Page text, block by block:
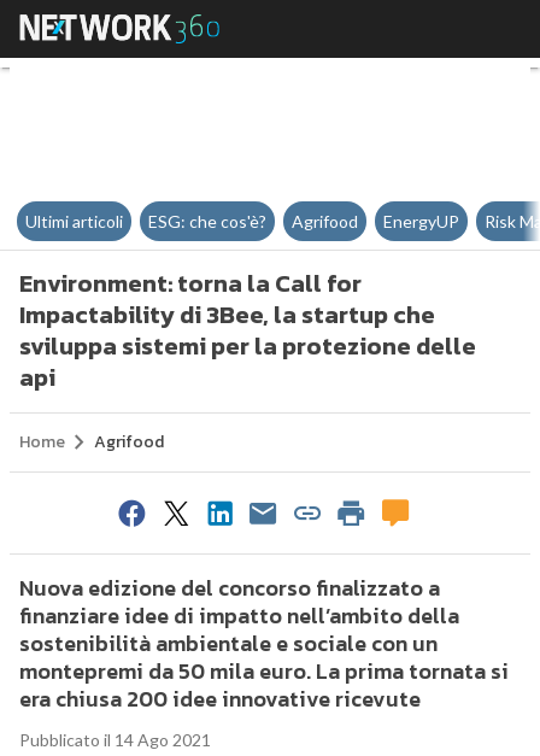
Environment: torna la Call for
Ultimi articoli ESG: che cos'è? Agrifood EnergyUP Risk
Environment: torna la Call for
Impactability di 3Bee, la startup che
sviluppa sistemi per la protezione delle
api
Home Agrifood
Nuova edizione del concorso finalizzato a
finanziare idee di impatto nell’ambito della
sostenibilità ambientale e sociale con un
montepremi da 50 mila euro. La prima tornata si
era chiusa 200 idee innovative ricevute
Pubblicato il 14 Ago 2021